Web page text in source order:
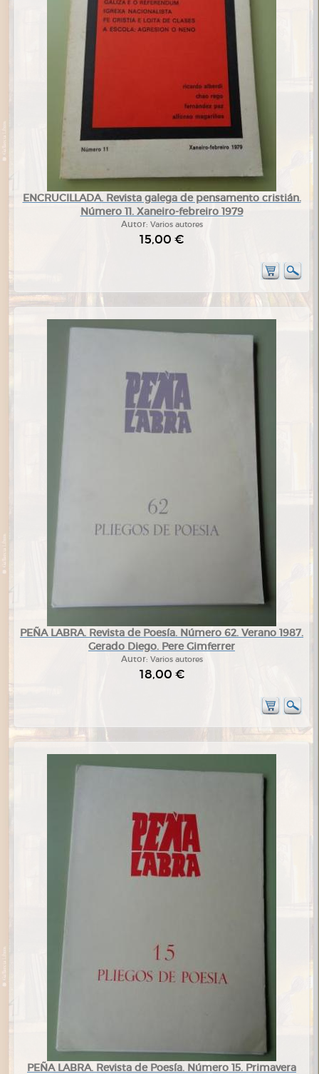
ENCRUCILLADA. Revista galega de pensamento cristián.
Número 11. Xaneiro-febreiro 1979
Autor: Varios autores
15,00 €
PEÑA LABRA. Revista de Poesía. Número 62. Verano 1987.
Gerado Diego. Pere Gimferrer
Autor: Varios autores
18,00 €
PEÑA LABRA. Revista de Poesía. Número 15. Primavera